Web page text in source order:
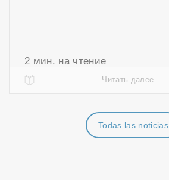
2 мин. на чтение
Читать далее ...
Todas las noticias